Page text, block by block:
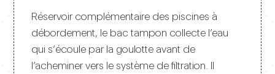
Réservoir complémentaire des piscines à
débordement, le bac tampon collecte l’eau
qui s’écoule par la goulotte avant de
l’acheminer vers le système de filtration. Il